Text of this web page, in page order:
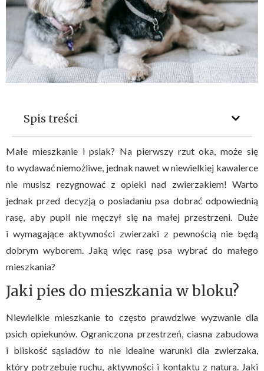
Spis treści
Małe mieszkanie i psiak? Na pierwszy rzut oka, może się
to wydawać niemożliwe, jednak nawet w niewielkiej kawalerce
nie musisz rezygnować z opieki nad zwierzakiem! Warto
jednak przed decyzją o posiadaniu psa dobrać odpowiednią
rasę, aby pupil nie męczył się na małej przestrzeni. Duże
i wymagające aktywności zwierzaki z pewnością nie będą
dobrym wyborem. Jaką więc rasę psa wybrać do małego
mieszkania?
Jaki pies do mieszkania w bloku?
Niewielkie mieszkanie to często prawdziwe wyzwanie dla
psich opiekunów. Ograniczona przestrzeń, ciasna zabudowa
i bliskość sąsiadów to nie idealne warunki dla zwierzaka,
który potrzebuje ruchu, aktywności i kontaktu z naturą. Jaki